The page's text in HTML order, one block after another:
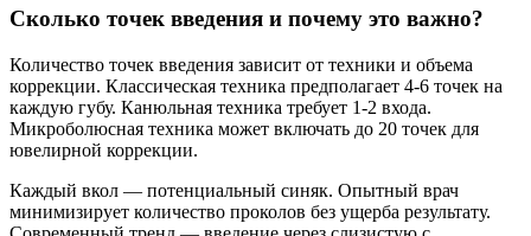
Сколько точек введения и почему это важно?
Количество точек введения зависит от техники и объема
коррекции. Классическая техника предполагает 4-6 точек на
каждую губу. Канюльная техника требует 1-2 входа.
Микроболюсная техника может включать до 20 точек для
ювелирной коррекции.
Каждый вкол — потенциальный синяк. Опытный врач
минимизирует количество проколов без ущерба результату.